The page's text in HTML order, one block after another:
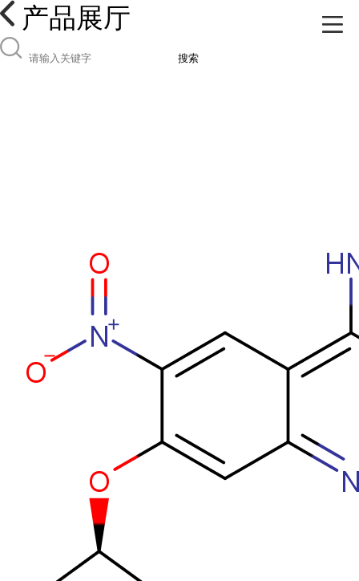
产品展厅
搜索